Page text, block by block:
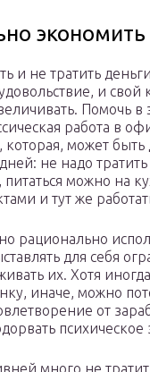
и не тратить
и свой
Помочь в
работа в
которая, может быть
не надо
питаться можно на
и тут же
рационально
для себя
их. Хотя
иначе, можно
от
психическое
много не